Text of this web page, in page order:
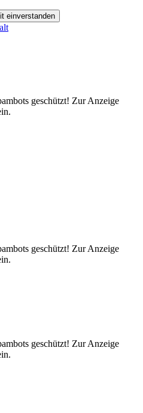
einverstanden
geschützt! Zur Anzeige
geschützt! Zur Anzeige
geschützt! Zur Anzeige